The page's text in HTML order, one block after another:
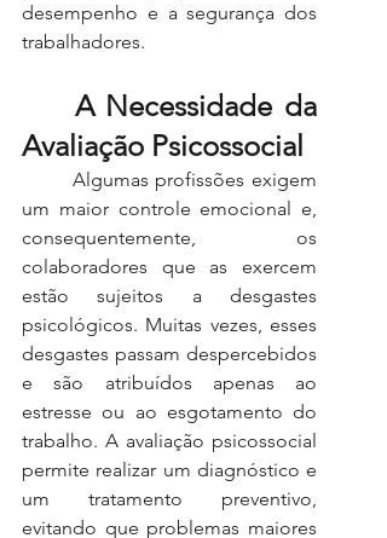
desempenho e a segurança dos
trabalhadores.
Avaliação Psicossocial
um maior controle emocional e,
consequentemente, os
colaboradores que as exercem
estão sujeitos a desgastes
psicológicos. Muitas vezes, esses
desgastes passam despercebidos
e são atribuídos apenas ao
estresse ou ao esgotamento do
trabalho. A avaliação psicossocial
permite realizar um diagnóstico e
um tratamento preventivo,
evitando que problemas maiores